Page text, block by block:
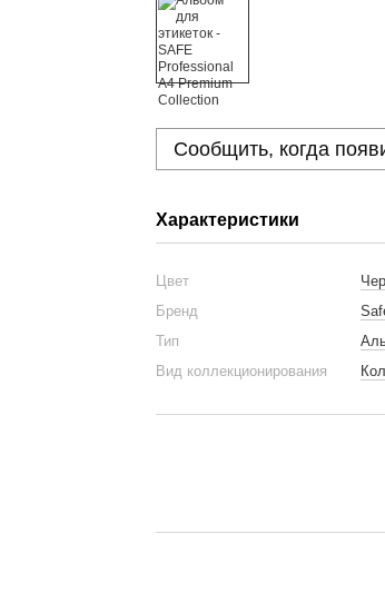
Сообщить, когда
Характеристики
Цвет
Бренд
Тип
Вид коллекционирования